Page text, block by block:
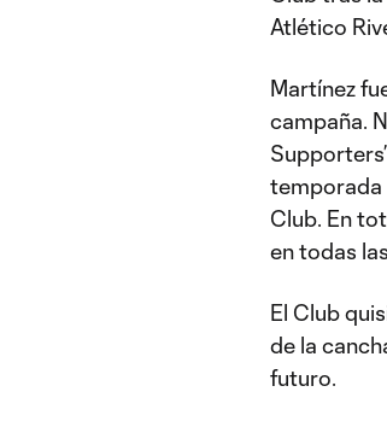
Atlético
Martínez
campaña.
temporada
Club. En
en todas
El Club
de la
futuro.